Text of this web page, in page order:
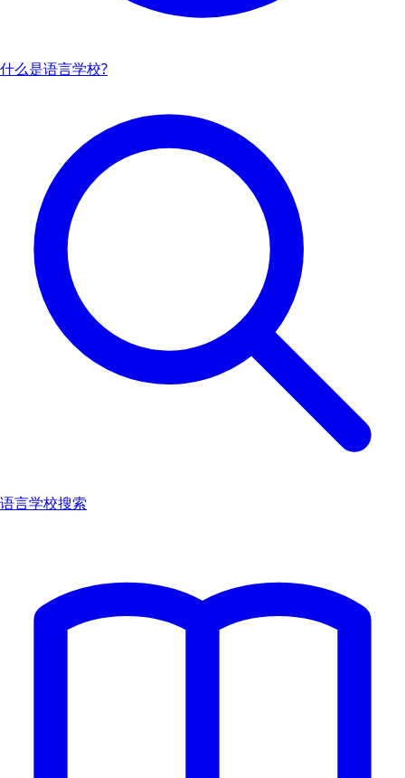
什么是语言学校?
语言学校搜索